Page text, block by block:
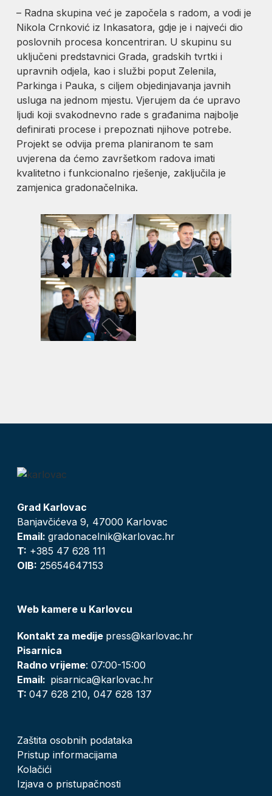
– Radna skupina već je započela s radom, a vodi je
Nikola Crnković iz Inkasatora, gdje je i najveći dio
poslovnih procesa koncentriran. U skupinu su
uključeni predstavnici Grada, gradskih tvrtki i
upravnih odjela, kao i službi poput Zelenila,
Parkinga i Pauka, s ciljem objedinjavanja javnih
usluga na jednom mjestu. Vjerujem da će upravo
ljudi koji svakodnevno rade s građanima najbolje
definirati procese i prepoznati njihove potrebe.
Projekt se odvija prema planiranom te sam
uvjerena da ćemo završetkom radova imati
kvalitetno i funkcionalno rješenje, zaključila je
zamjenica gradonačelnika.
Grad Karlovac
Banjavčićeva 9, 47000 Karlovac
Email: gradonacelnik@karlovac.hr
T: +385 47 628 111
OIB: 25654647153
Web kamere u Karlovcu
Kontakt za medije press@karlovac.hr
Pisarnica
Radno vrijeme: 07:00-15:00
Email: pisarnica@karlovac.hr
T: 047 628 210, 047 628 137
Zaštita osobnih podataka
Pristup informacijama
Kolačići
Izjava o pristupačnosti